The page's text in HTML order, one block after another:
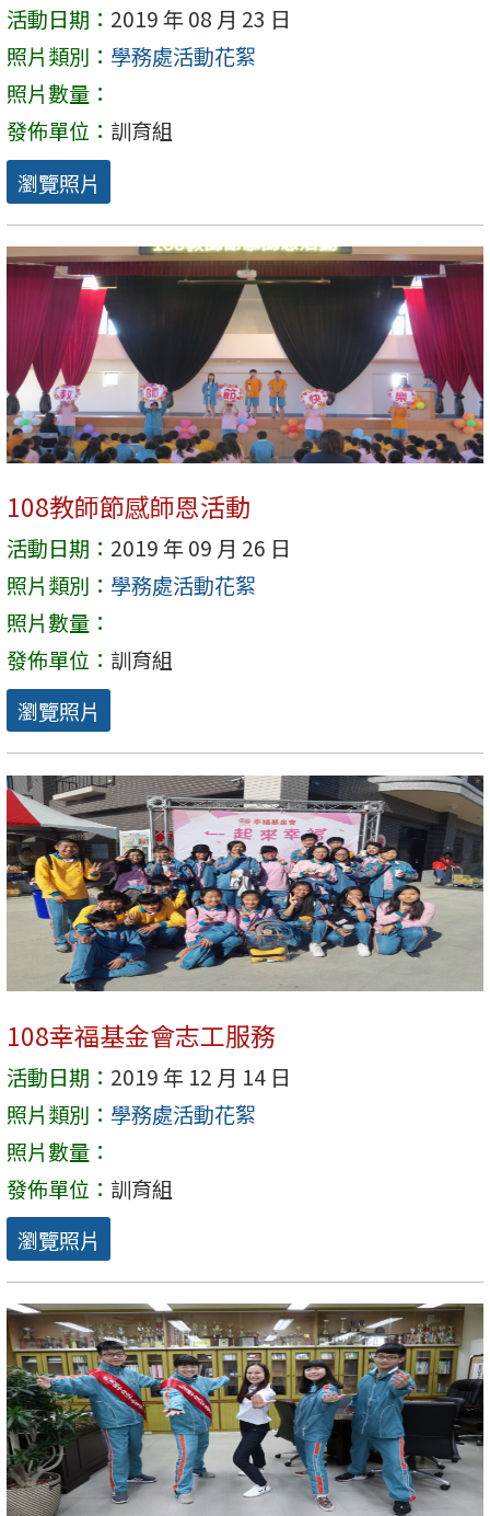
活動日期： 2019 年 08 月 23 日
照片類別： 學務處活動花絮
照片數量：
發佈單位： 訓育組
瀏覽照片
108教師節感師恩活動
活動日期： 2019 年 09 月 26 日
照片類別： 學務處活動花絮
照片數量：
發佈單位： 訓育組
瀏覽照片
108幸福基金會志工服務
活動日期： 2019 年 12 月 14 日
照片類別： 學務處活動花絮
照片數量：
發佈單位： 訓育組
瀏覽照片